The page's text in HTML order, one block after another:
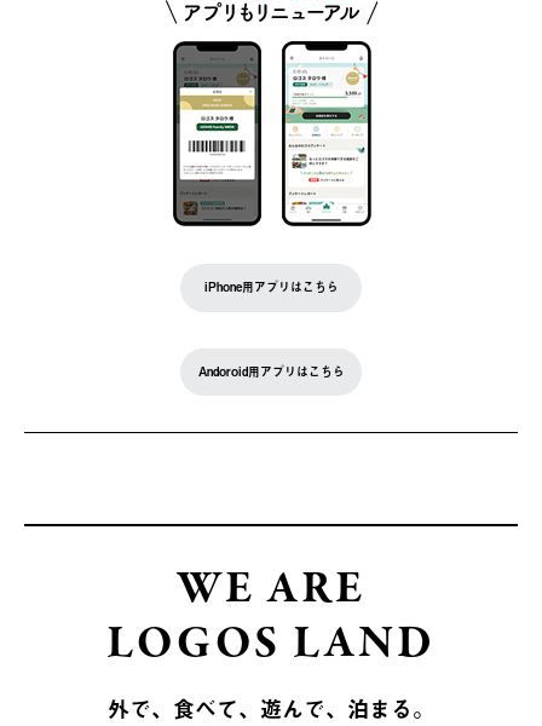
iPhone用アプリはこちら
Andoroid用アプリはこちら
WE ARE
LOGOS LAND
外で、食べて、遊んで、泊まる。